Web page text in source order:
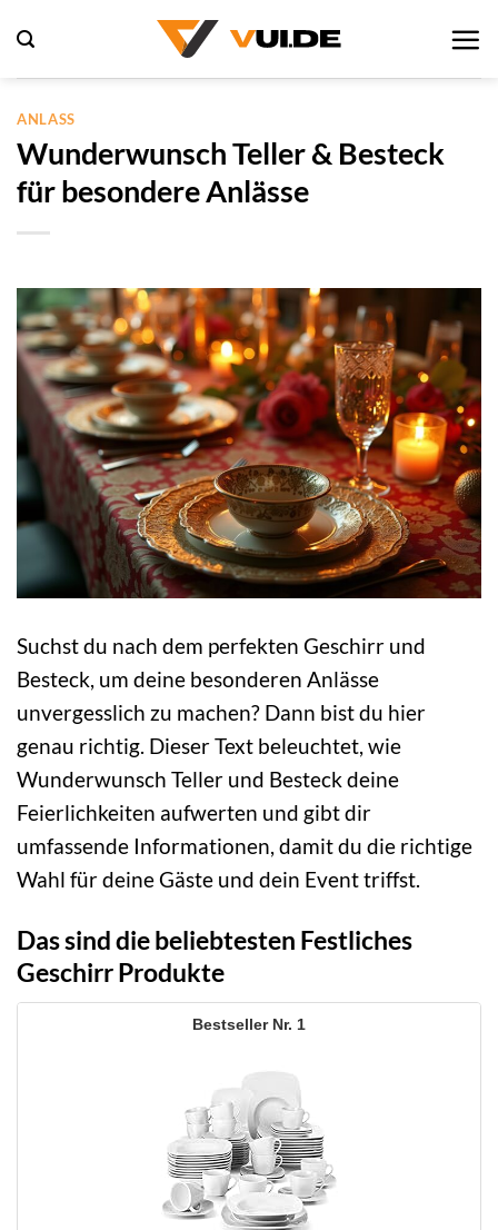
Inhalt
springen
ANLASS
Wunderwunsch Teller & Besteck
für besondere Anlässe
Suchst du nach dem perfekten Geschirr und
Besteck, um deine besonderen Anlässe
unvergesslich zu machen? Dann bist du hier
genau richtig. Dieser Text beleuchtet, wie
Wunderwunsch Teller und Besteck deine
Feierlichkeiten aufwerten und gibt dir
umfassende Informationen, damit du die richtige
Wahl für deine Gäste und dein Event triffst.
Das sind die beliebtesten Festliches
Geschirr Produkte
1